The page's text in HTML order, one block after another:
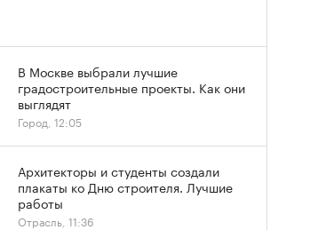
В Москве выбрали лучшие
градостроительные проекты. Как они
выглядят
Город, 12:05
Архитекторы и студенты создали
плакаты ко Дню строителя. Лучшие
работы
Отрасль, 11:36